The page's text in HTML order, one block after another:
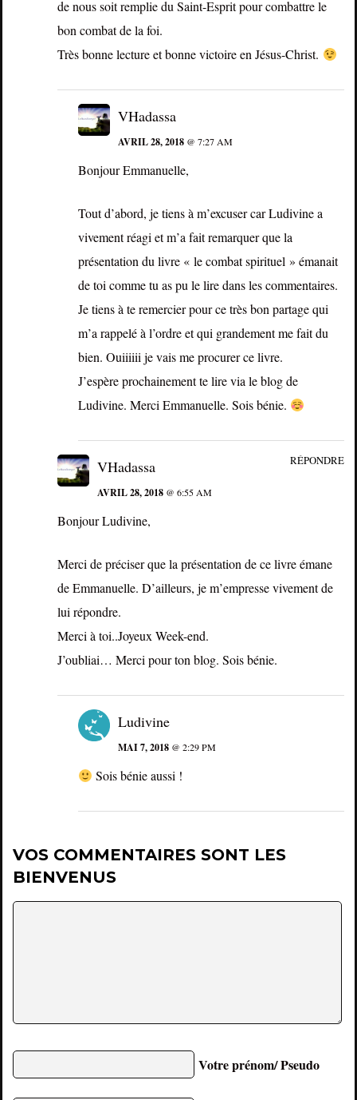
de nous soit remplie du Saint-Esprit pour combattre le
bon combat de la foi.
Très bonne lecture et bonne victoire en Jésus-Christ.
VHadassa
AVRIL 28, 2018@ 7:27 AM
Bonjour Emmanuelle,
Tout d’abord, je tiens à m’excuser car Ludivine a
vivement réagi et m’a fait remarquer que la
présentation du livre « le combat spirituel » émanait
de toi comme tu as pu le lire dans les commentaires.
Je tiens à te remercier pour ce très bon partage qui
m’a rappelé à l’ordre et qui grandement me fait du
bien. Ouiiiiii je vais me procurer ce livre.
J’espère prochainement te lire via le blog de
Ludivine. Merci Emmanuelle. Sois bénie.
VHadassa
AVRIL 28, 2018 @ 6:55 AM
Bonjour Ludivine,
Merci de préciser que la présentation de ce livre émane
de Emmanuelle. D’ailleurs, je m’empresse vivement de
lui répondre.
Merci à toi..Joyeux Week-end.
J’oubliai… Merci pour ton blog. Sois bénie.
RÉPONDRE
Ludivine
MAI 7, 2018@ 2:29 PM
Sois bénie aussi !
VOS COMMENTAIRES SONT LES
BIENVENUS
Votre prénom/ Pseudo